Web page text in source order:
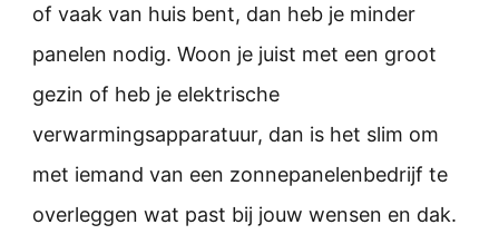
of vaak van huis bent, dan heb je minder
panelen nodig. Woon je juist met een groot
gezin of heb je elektrische
verwarmingsapparatuur, dan is het slim om
met iemand van een zonnepanelenbedrijf te
overleggen wat past bij jouw wensen en dak.